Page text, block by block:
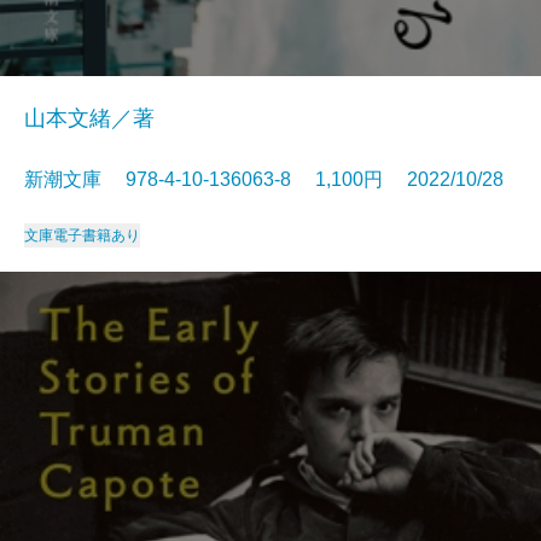
山本文緒／著
新潮文庫 978-4-10-136063-8 1,100円 2022/10/28
文庫電子書籍あり